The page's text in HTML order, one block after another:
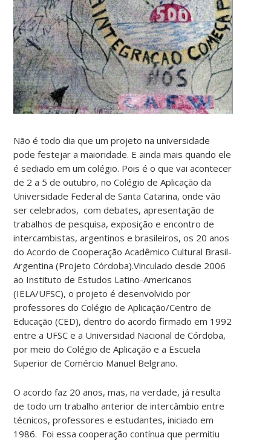
Não é todo dia que um projeto na universidade
pode festejar a maioridade. E ainda mais quando ele
é sediado em um colégio. Pois é o que vai acontecer
de 2 a 5 de outubro, no Colégio de Aplicação da
Universidade Federal de Santa Catarina, onde vão
ser celebrados, com debates, apresentação de
trabalhos de pesquisa, exposição e encontro de
intercambistas, argentinos e brasileiros, os 20 anos
do Acordo de Cooperação Acadêmico Cultural Brasil-
Argentina (Projeto Córdoba).Vinculado desde 2006
ao Instituto de Estudos Latino-Americanos
(IELA/UFSC), o projeto é desenvolvido por
professores do Colégio de Aplicação/Centro de
Educação (CED), dentro do acordo firmado em 1992
entre a UFSC e a Universidad Nacional de Córdoba,
por meio do Colégio de Aplicação e a Escuela
Superior de Comércio Manuel Belgrano.
O acordo faz 20 anos, mas, na verdade, já resulta
de todo um trabalho anterior de intercâmbio entre
técnicos, professores e estudantes, iniciado em
1986. Foi essa cooperação contínua que permitiu